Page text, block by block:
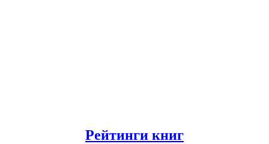
Рейтинги книг